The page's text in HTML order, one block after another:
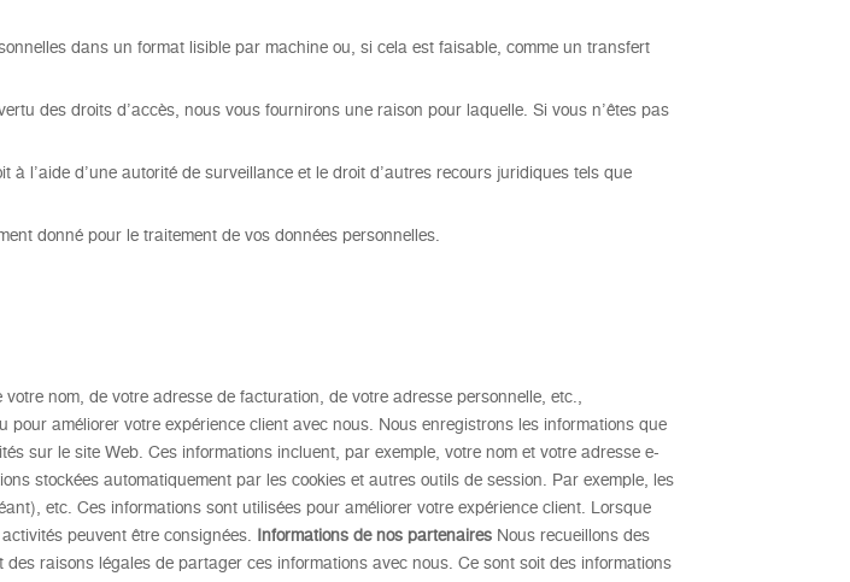
dans un format lisible par machine ou, si cela est faisable, comme un transfert
des droits d’accès, nous vous fournirons une raison pour laquelle. Si vous n’êtes pas
l’aide d’une autorité de surveillance et le droit d’autres recours juridiques tels que
donné pour le traitement de vos données personnelles.
nom, de votre adresse de facturation, de votre adresse personnelle, etc.,
améliorer votre expérience client avec nous. Nous enregistrons les informations que
sur le site Web. Ces informations incluent, par exemple, votre nom et votre adresse e-
stockées automatiquement par les cookies et autres outils de session. Par exemple, les
etc. Ces informations sont utilisées pour améliorer votre expérience client. Lorsque
peuvent être consignées. Informations de nos partenaires Nous recueillons des
raisons légales de partager ces informations avec nous. Ce sont soit des informations